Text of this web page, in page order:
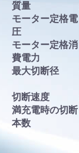
質量
モーター定格電
圧
モーター定格消
費電力
最大切断径
切断速度
満充電時の切断
本数